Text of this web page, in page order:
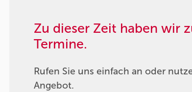
Zu dieser Zeit haben wir
Termine.
Rufen Sie uns einfach an oder
Angebot.